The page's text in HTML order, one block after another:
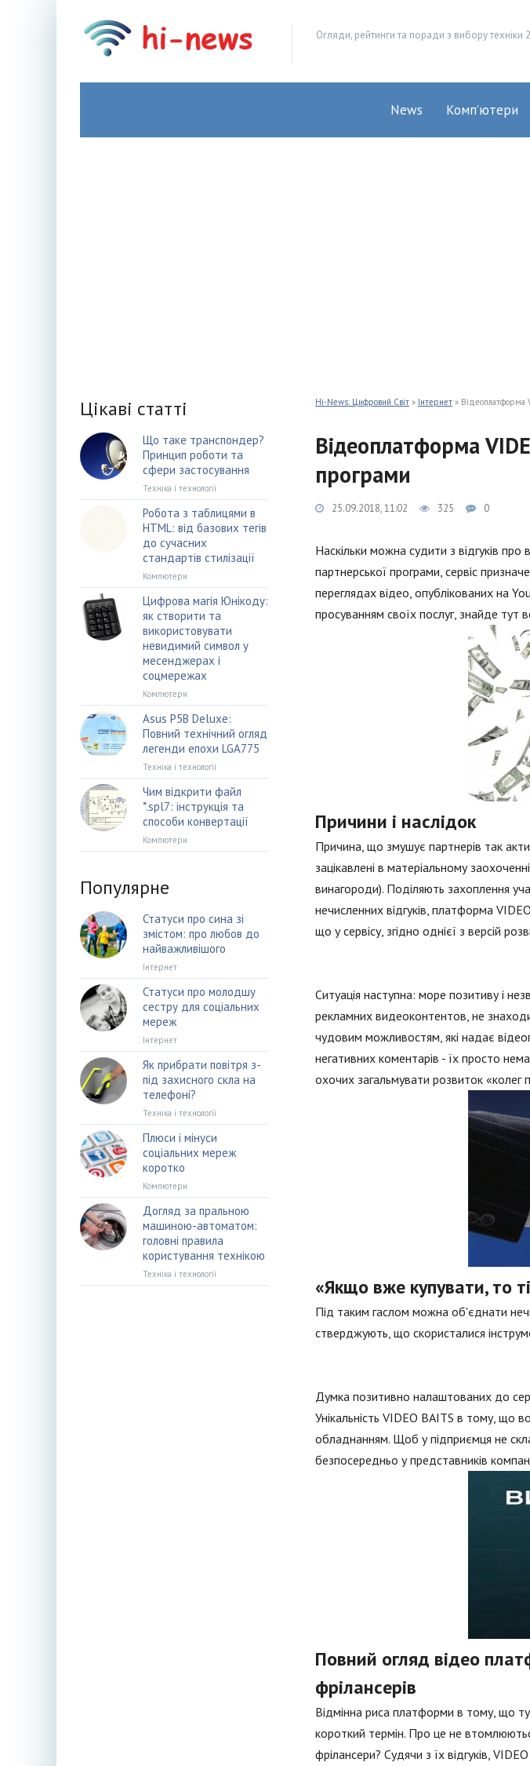
Огляди, рейтинги та поради з вибору техніки
News Комп’ютери
Hi-News: Цифровий Світ » Інтернет » Відеоплатформа
Відеоплатформа
програми
25.09.2018, 11:02 325 0
Наскільки можна судити з відгуків
партнерської програми, сервіс
переглядах відео, опублікованих на
просуванням своїх послуг, знайде тут
Причини і наслідок
Причина, що змушує партнерів так
зацікавлені в матеріальному
винагороди). Поділяють захоплення
нечисленних відгуків, платформа
що у сервісу, згідно однієї з версій
Ситуація наступна: море позитиву і
рекламних видеоконтентов, не
чудовим можливостям, які надає
негативних коментарів - їх просто
охочих загальмувати розвиток «колег
«Якщо вже купувати, то
Під таким гаслом можна об'єднати
стверджують, що скористалися
Думка позитивно налаштованих до
Унікальність VIDEO BAITS в тому, що
обладнанням. Щоб у підприємця не
безпосередньо у представників
Повний огляд відео
фрілансерів
Відмінна риса платформи в тому, що
короткий термін. Про це не
фрілансери? Судячи з їх відгуків,
Цікаві статті
Що таке транспондер?
Принцип роботи та
сфери застосування
Техніка і технології
Робота з таблицями в
HTML: від базових тегів
до сучасних
стандартів стилізації
Компютери
Цифрова магія Юнікоду:
як створити та
використовувати
невидимий символ у
месенджерах і
соцмережах
Компютери
Asus P5B Deluxe:
Повний технічний огляд
легенди епохи LGA775
Техніка і технології
Чим відкрити файл
*.spl7: інструкція та
способи конвертації
Компютери
Популярне
Статуси про сина зі
змістом: про любов до
найважливішого
Інтернет
Статуси про молодшу
сестру для соціальних
мереж
Інтернет
Як прибрати повітря з-
під захисного скла на
телефоні?
Техніка і технології
Плюси і мінуси
соціальних мереж
коротко
Компютери
Догляд за пральною
машиною-автоматом:
головні правила
користування технікою
Техніка і технології